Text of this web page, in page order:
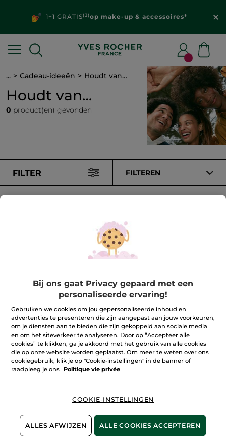
1+1 GRATIS(3)op make-up & accessoires*
... Cadeau-ideeën Houdt van…
Houdt van…
0 product(en) gevonden
FILTER FILTEREN
biologische velden
Bij ons gaat Privacy gepaard met een
personaliseerde ervaring!
Gebruiken we cookies om jou gepersonaliseerde inhoud en
advertenties te presenteren die zijn aangepast aan jouw voorkeuren,
om je diensten aan te bieden die zijn gekoppeld aan sociale media
en om het siteverkeer te analyseren. Door op “Accepteer alle
cookies” te klikken, ga je akkoord met het gebruik van alle cookies
die op onze website worden geplaatst. Om meer te weten over ons
cookiegebruik, klik je op "Cookie-instellingen" in de banner of
raadpleeg je ons
Politique vie privée
COOKIE-INSTELLINGEN
ALLES AFWIJZEN ALLE COOKIES ACCEPTEREN